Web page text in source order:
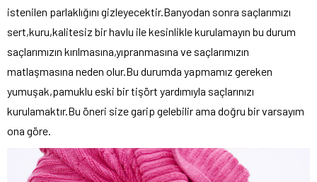
istenilen parlaklığını gizleyecektir.Banyodan sonra saçlarımızı
sert,kuru,kalitesiz bir havlu ile kesinlikle kurulamayın bu durum
saçlarımızın kırılmasına,yıpranmasına ve saçlarımızın
matlaşmasına neden olur.Bu durumda yapmamız gereken
yumuşak,pamuklu eski bir tişört yardımıyla saçlarınızı
kurulamaktır.Bu öneri size garip gelebilir ama doğru bir varsayım
ona göre.